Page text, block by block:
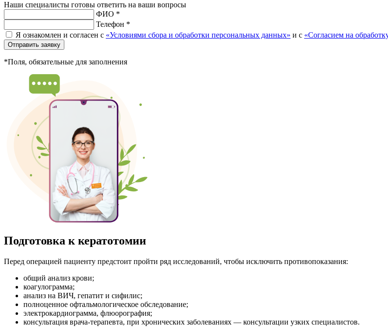
Наши специалисты готовы ответить на ваши вопросы
ФИО *
Телефон *
Я ознакомлен и согласен с «Условиями сбора и обработки персональных данных» и с «Согласием на
Отправить заявку
*Поля, обязательные для заполнения
Подготовка к кератотомии
Перед операцией пациенту предстоит пройти ряд исследований, чтобы исключить противопоказания:
общий анализ крови;
коагулограмма;
анализ на ВИЧ, гепатит и сифилис;
полноценное офтальмологическое обследование;
электрокардиограмма, флюорография;
консультация врача-терапевта, при хронических заболеваниях — консультации узких специалистов.